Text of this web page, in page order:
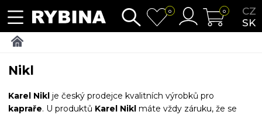
CZ
SK
0 0
Nikl
Karel Nikl je český prodejce kvalitních výrobků pro
kapraře. U produktů Karel Nikl máte vždy záruku, že se